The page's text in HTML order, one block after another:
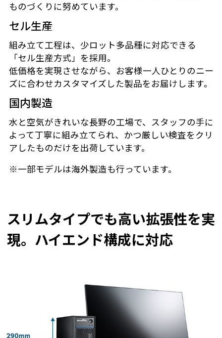
ものづくりに努めています。
セル生産
組み立て工程は、少ロット多品種に対応できる
「セル生産方式」を採用。
低価格を実現させながら、お客様一人ひとりのニー
ズに合わせカスタマイズした製品をお届けします。
国内製造
水と空気がきれいな長野の工場で、スタッフの手に
よって丁寧に組み立てられ、かつ厳しい検査をクリ
アしたものだけを出荷しています。
※一部モデルは海外製造も行っています。
スリムタイプでも高い拡張性を実
現。ハイエンド構成に対応